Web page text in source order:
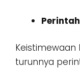
Keistimewaan
turunnya